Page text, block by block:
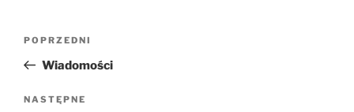
Poprzedni
wpis
POPRZEDNI
Wiadomości
Następny
NASTĘPNE